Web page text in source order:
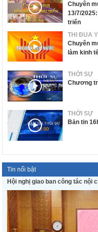
Chuyên
13/7/
triển
THI ĐUA
Chuyên
làm kinh
THỜI SỰ
Chương
THỜI SỰ
Bản tin
Tin nổi bật
Hội nghị giao ban công tác nội